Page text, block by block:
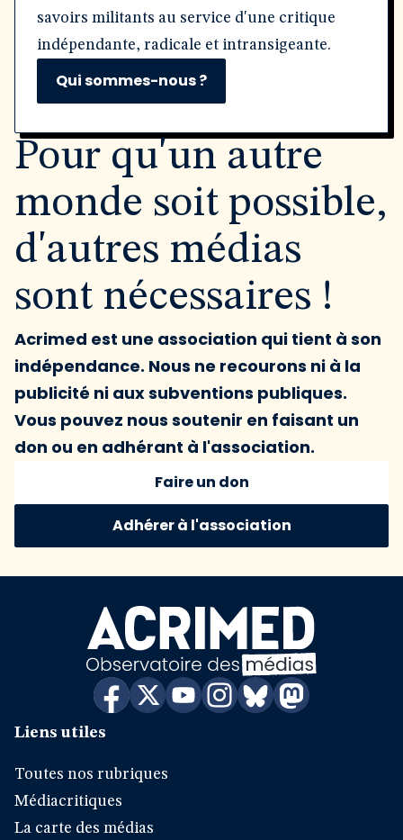
savoirs militants au service d'une critique
indépendante, radicale et intransigeante.
Qui sommes-nous ?
Pour qu'un autre
monde soit possible,
d'autres médias
sont nécessaires !
Acrimed est une association qui tient à son
indépendance. Nous ne recourons ni à la
publicité ni aux subventions publiques.
Vous pouvez nous soutenir en faisant un
don ou en adhérant à l'association.
Faire un don
Adhérer à l'association
Liens utiles
Toutes nos rubriques
Médiacritiques
La carte des médias